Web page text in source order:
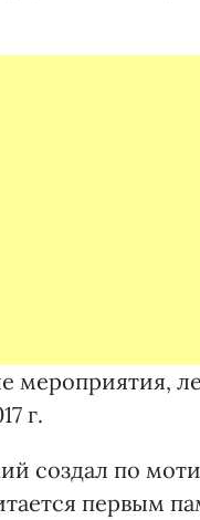
мероприятия,
г.
создал по
первым